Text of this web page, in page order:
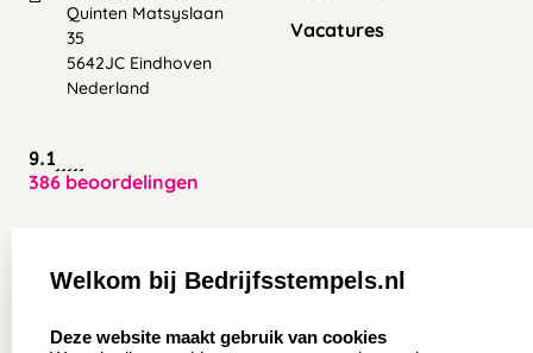
Quinten Matsyslaan
35
5642JC Eindhoven
Nederland
9.1
386 beoordelingen
Vacatures
Aanvraag op maat
Wederverkoper
Contact opnemen
Veel gestelde vragen
Welkom bij Bedrijfsstempels.nl
Deze website maakt gebruik van cookies